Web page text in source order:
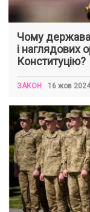
Чому держава
і наглядових
Конституцію?
ЗАКОН 16 жов 2024